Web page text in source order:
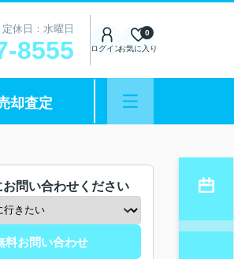
休日：水曜日
8555 ログインお気に入り
0
却査定
お問い合わせください
料お問い合わせ